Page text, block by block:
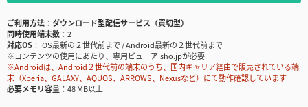
ご利用方法
ダウンロード型配信サービス（買切型）
同時使用端末数
2
対応OS
iOS最新の２世代前まで / Android最新の２世代前まで
※コンテンツの使用にあたり、専用ビューアisho.jpが必要
※Androidは、Android２世代前の端末のうち、国内キャリア経由で販売されている端
末（Xperia、GALAXY、AQUOS、ARROWS、Nexusなど）にて動作確認しています
必要メモリ容量
48 MB以上